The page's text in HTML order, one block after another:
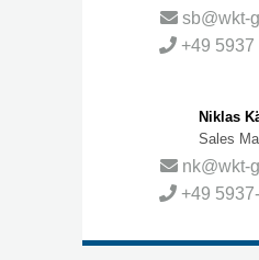
sb@wkt-
+49 5937
Niklas
Sales
nk@wkt-
+49